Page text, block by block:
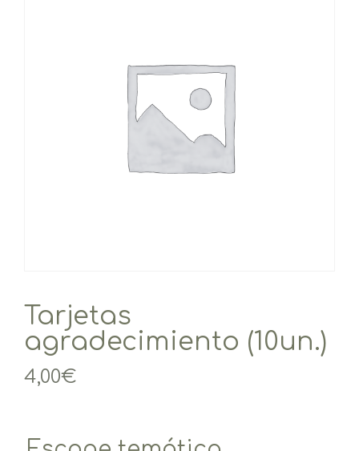
Tarjetas
agradecimiento (10un.)
4,00€